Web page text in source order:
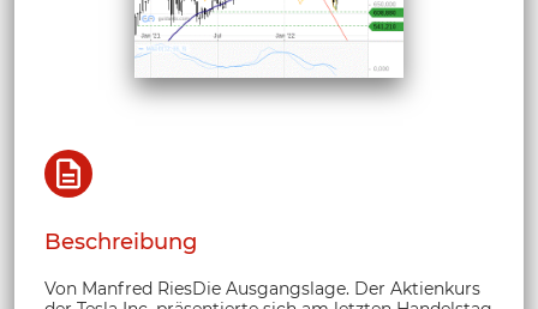
Beschreibung
Von Manfred RiesDie Ausgangslage. Der Aktienkurs